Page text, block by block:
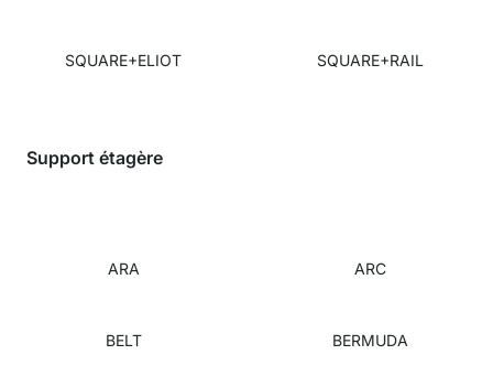
SQUARE+ELIOT SQUARE+RAIL
Support étagère
ARA ARC
BELT BERMUDA